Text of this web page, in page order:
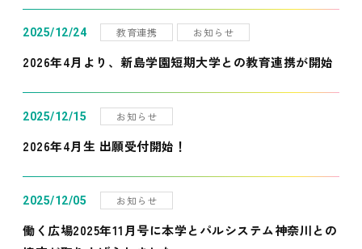
2025/12/24 教育連携 お知らせ
2026年4月より、新島学園短期大学との教育連携が開始
2025/12/15 お知らせ
2026年4月生 出願受付開始！
2025/12/05 お知らせ
働く広場2025年11月号に本学とパルシステム神奈川との